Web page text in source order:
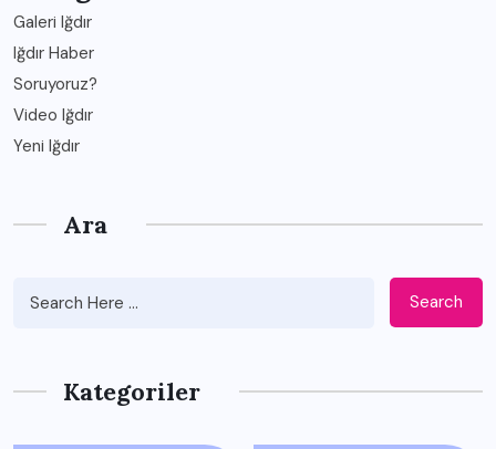
Galeri Iğdır
Iğdır Haber
Soruyoruz?
Video Iğdır
Yeni Iğdır
Ara
Search
Kategoriler